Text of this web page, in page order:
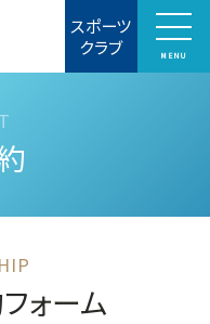
スポーツ
クラブ MENU
ォーム